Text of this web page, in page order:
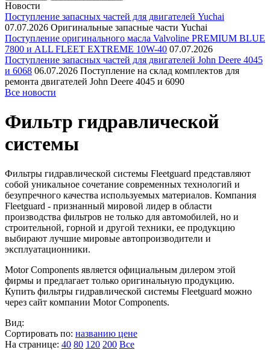
Новости
Поступление запасных частей для двигателей Yuchai
07.07.2026 Оригинальные запасные части Yuchai
Поступление оригинального масла Valvoline PREMIUM BLUE
7800 и ALL FLEET EXTREME 10W-40 07.07.2026
Поступление запасных частей для двигателей John Deere 4045
и 6068 06.07.2026 Поступление на склад комплектов для
ремонта двигателей John Deere 4045 и 6090
Все новости
Фильтр гидравлической
системы
Фильтры гидравлической системы Fleetguard представляют
собой уникальное сочетание современных технологий и
безупречного качества используемых материалов. Компания
Fleetguard - признанный мировой лидер в области
производства фильтров не только для автомобилей, но и
строительной, горной и другой техники, ее продукцию
выбирают лучшие мировые автопроизводители и
эксплуатационники.
Motor Components является официальным дилером этой
фирмы и предлагает только оригинальную продукцию.
Купить фильтры гидравлической системы Fleetguard можно
через сайт компании Motor Components.
Вид:
Сортировать по: названию цене
На странице: 40 80 120 200 Все